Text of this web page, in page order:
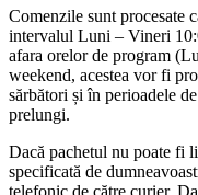
Comenzile sunt procesate
intervalul Luni – Vineri
afara orelor de program
weekend, acestea vor fi
sărbători și în perioadele
prelungi.
Dacă pachetul nu poate fi
specificată de